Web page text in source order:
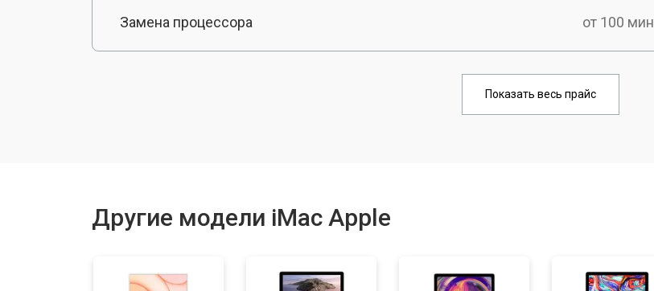
Замена процессора от 100 мин
от 90 мин
Показать весь прайс
Другие модели iMac Apple